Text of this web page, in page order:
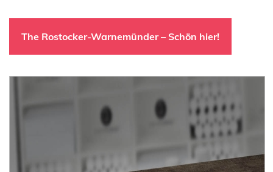
The Rostocker-Warnemünder – Schön hier!